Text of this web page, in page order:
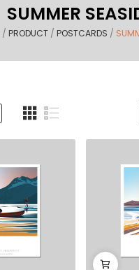
SUMMER
PRODUCT POSTCARDS